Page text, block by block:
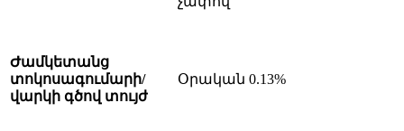
Ժամկետանց
տոկոսագումարի/
վարկի գծով տույժ
Օրական 0.13%